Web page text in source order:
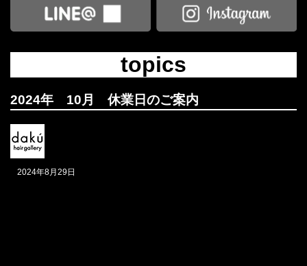
topics
2024年 10月 休業日のご案内
2024年8月29日